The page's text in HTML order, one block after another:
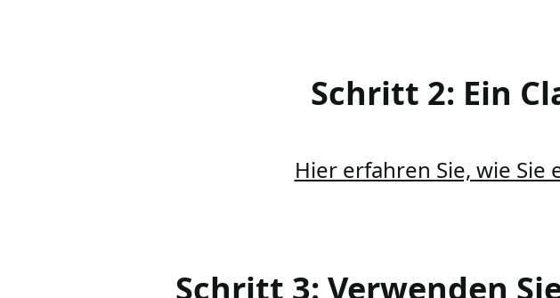
Schritt 2: Ein
Hier erfahren Sie, wie
Schritt 3: Verwenden